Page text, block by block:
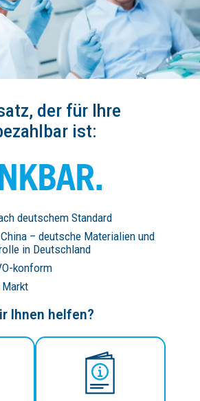
der für Ihre
ist:
deutschem Standard
– deutsche Materialien und
in Deutschland
konform
Ihnen helfen?